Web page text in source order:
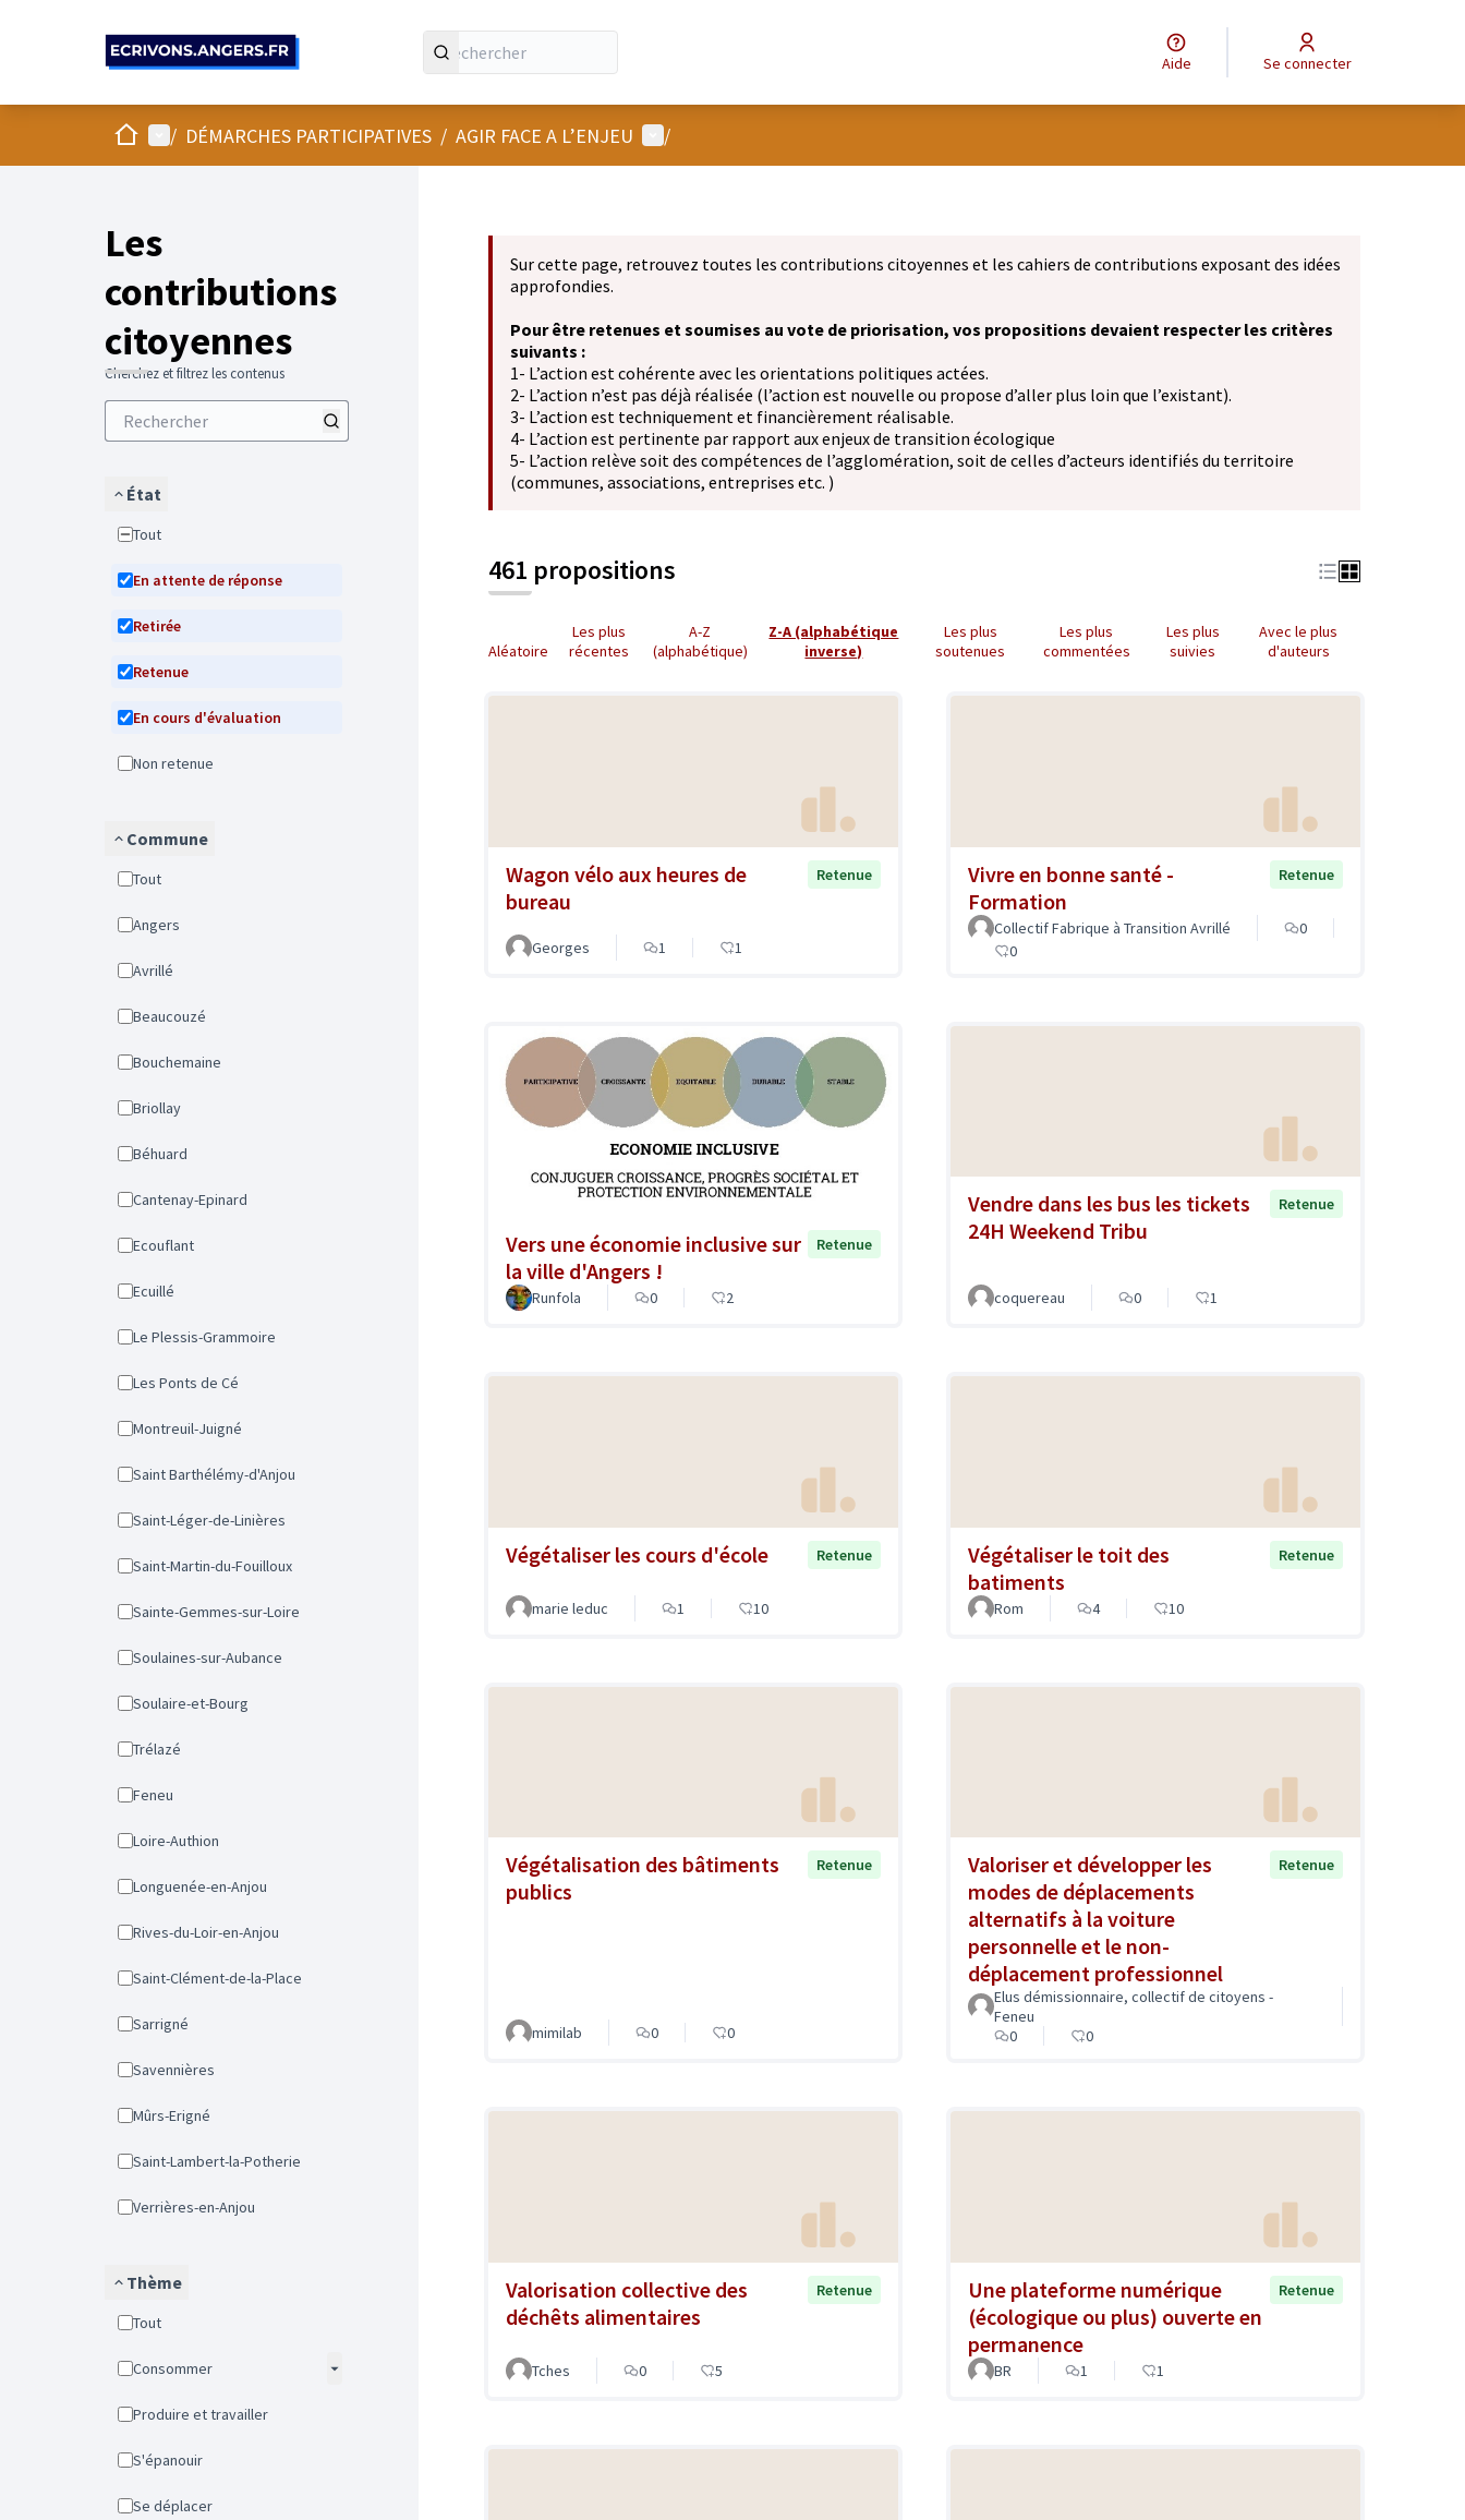
Aide Se connecter
AccueilMenu principal
/ DÉMARCHES PARTICIPATIVES / AGIR FACE A L’ENJEU Menu utilisateur
/
Les
contributions
citoyennes
Cherchez et filtrez les contenus
État
Tout
En attente de réponse
Retirée
Retenue
En cours d'évaluation
Non retenue
Commune
Tout
Angers
Avrillé
Beaucouzé
Bouchemaine
Briollay
Béhuard
Cantenay-Epinard
Ecouflant
Ecuillé
Le Plessis-Grammoire
Les Ponts de Cé
Montreuil-Juigné
Saint Barthélémy-d'Anjou
Saint-Léger-de-Linières
Saint-Martin-du-Fouilloux
Sainte-Gemmes-sur-Loire
Soulaines-sur-Aubance
Soulaire-et-Bourg
Trélazé
Feneu
Loire-Authion
Longuenée-en-Anjou
Rives-du-Loir-en-Anjou
Saint-Clément-de-la-Place
Sarrigné
Savennières
Mûrs-Erigné
Saint-Lambert-la-Potherie
Verrières-en-Anjou
Thème
Tout
Consommer
Produire et travailler
S'épanouir
Se déplacer
Sur cette page, retrouvez toutes les contributions citoyennes et les cahiers de contributions exposant des idées
approfondies.
Pour être retenues et soumises au vote de priorisation, vos propositions devaient respecter les critères
suivants :
1- L’action est cohérente avec les orientations politiques actées.
2- L’action n’est pas déjà réalisée (l’action est nouvelle ou propose d’aller plus loin que l’existant).
3- L’action est techniquement et financièrement réalisable.
4- L’action est pertinente par rapport aux enjeux de transition écologique
5- L’action relève soit des compétences de l’agglomération, soit de celles d’acteurs identifiés du territoire
(communes, associations, entreprises etc. )
461 propositions
Aléatoire
Les plus
récentes
A-Z
(alphabétique)
Z-A (alphabétique
inverse)
Les plus
soutenues
Les plus
commentées
Les plus
suivies
Avec le plus
d'auteurs
Wagon vélo aux heures de
bureau
Retenue
Georges 1 1
Vivre en bonne santé -
Formation
Retenue
Collectif Fabrique à Transition Avrillé
0
0
Vers une économie inclusive sur
la ville d'Angers !
Retenue
Runfola 0 2
Vendre dans les bus les tickets
24H Weekend Tribu
Retenue
coquereau 0 1
Végétaliser les cours d'école Retenue
marie leduc 1 10
Végétaliser le toit des
batiments
Retenue
Rom 4 10
Végétalisation des bâtiments
publics
Retenue
mimilab 0 0
Valoriser et développer les
modes de déplacements
alternatifs à la voiture
personnelle et le non-
déplacement professionnel
Retenue
Elus démissionnaire, collectif de citoyens -
Feneu
0
0
Valorisation collective des
déchêts alimentaires
Retenue
Tches 0 5
Une plateforme numérique
(écologique ou plus) ouverte en
permanence
Retenue
BR 1 1